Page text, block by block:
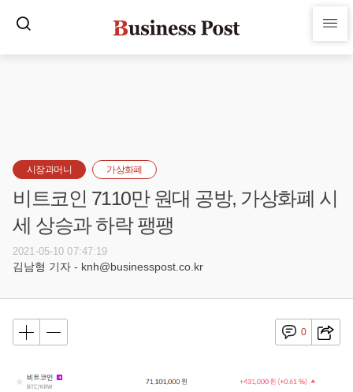
시장과머니 가상화폐
비트코인 7110만 원대 공방, 가상화폐 시
세 상승과 하락 팽팽
2021-05-10 07:47:19
김남형 기자 - knh@businesspost.co.kr
0